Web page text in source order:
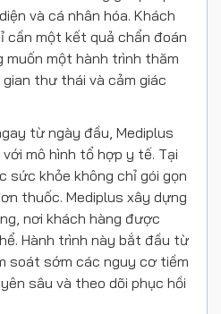
và cá nhân hóa. Khách
cần một kết quả chẩn đoán
muốn một hành trình thăm
thư thái và cảm giác
từ ngày đầu, Mediplus
mô hình tổ hợp y tế. Tại
sức khỏe không chỉ gói gọn
thuốc. Mediplus xây dựng
nơi khách hàng được
Hành trình này bắt đầu từ
soát sớm các nguy cơ tiềm
sâu và theo dõi phục hồi